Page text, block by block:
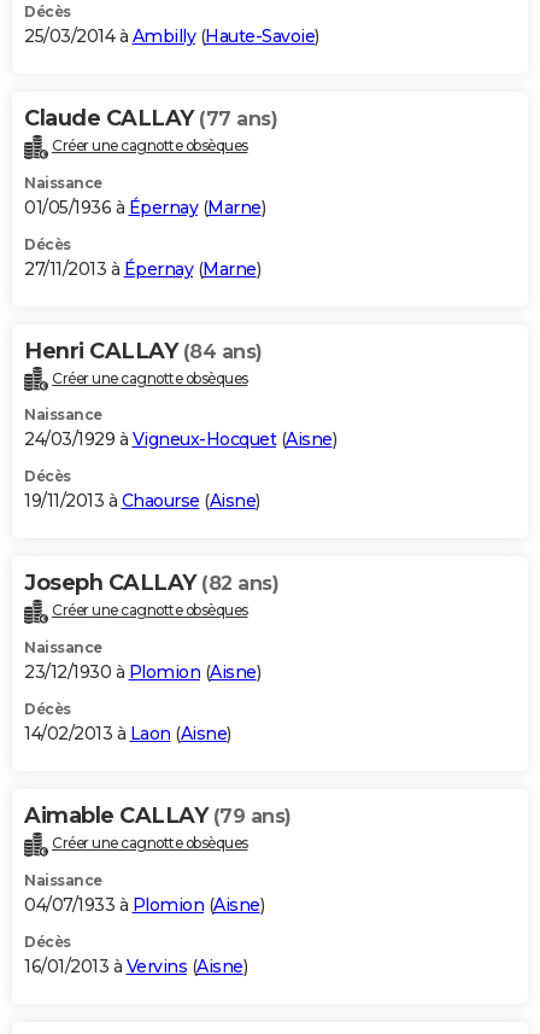
Décès
25/03/2014 à Ambilly(Haute-Savoie)
Claude CALLAY (77 ans)
Créer une cagnotte obsèques
Naissance
01/05/1936 à Épernay(Marne)
Décès
27/11/2013 à Épernay(Marne)
Henri CALLAY (84 ans)
Créer une cagnotte obsèques
Naissance
24/03/1929 à Vigneux-Hocquet(Aisne)
Décès
19/11/2013 à Chaourse (Aisne)
Joseph CALLAY (82 ans)
Créer une cagnotte obsèques
Naissance
23/12/1930 à Plomion (Aisne)
Décès
14/02/2013 à Laon (Aisne)
Aimable CALLAY (79 ans)
Créer une cagnotte obsèques
Naissance
04/07/1933 à Plomion (Aisne)
Décès
16/01/2013 à Vervins (Aisne)